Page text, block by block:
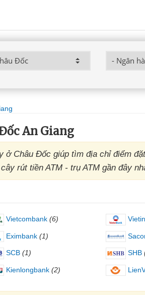
An Giang
ở Châu Đốc giúp tìm địa chỉ điểm
rút tiền ATM - trụ ATM gần đây
Vietcombank (6)
Eximbank (1)
SCB (1) SHB
Kienlongbank (2)